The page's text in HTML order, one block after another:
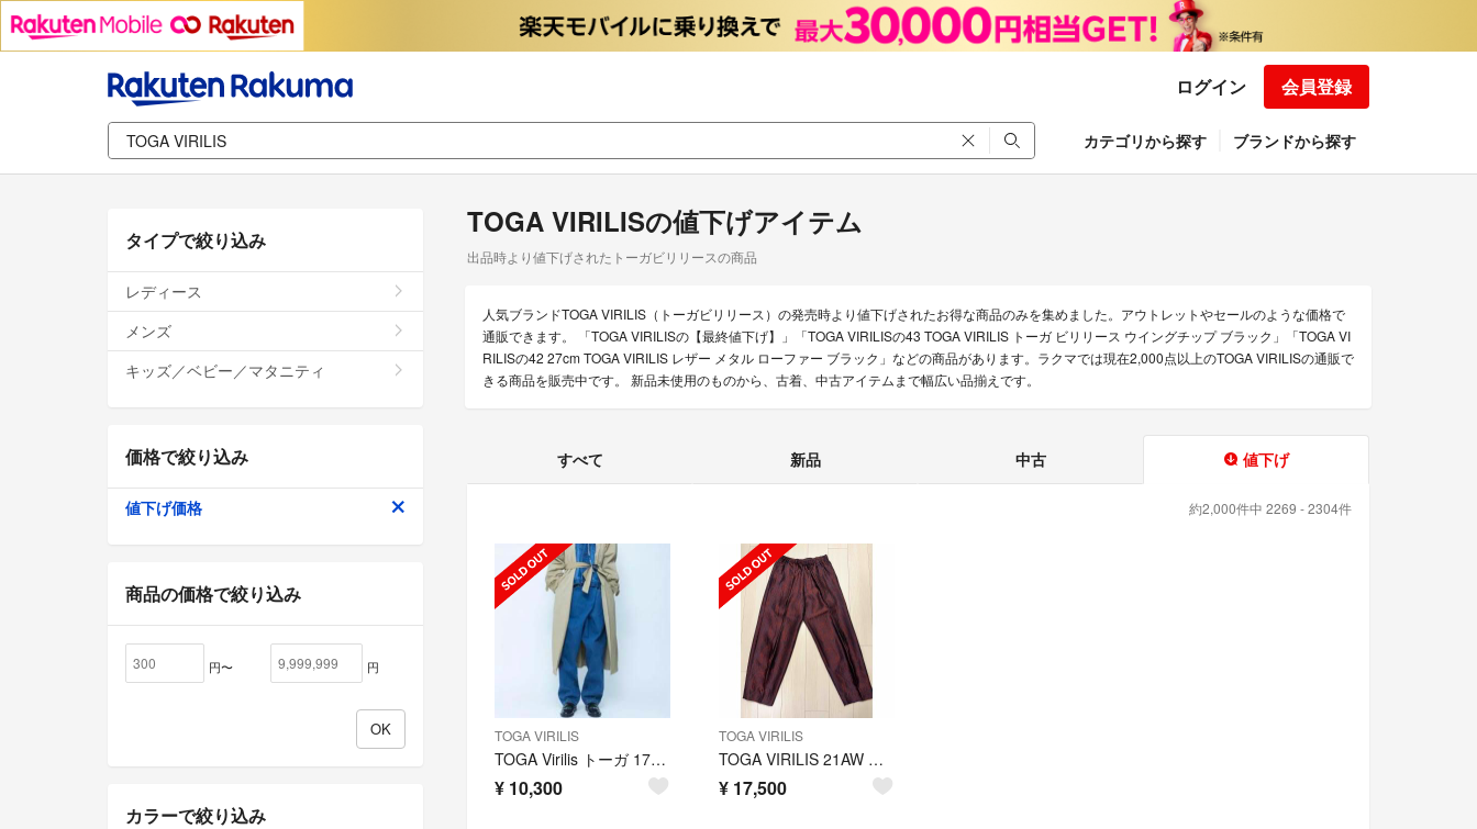
ログイン 会員登録
カテゴリから探す ブランドから探す
TOGA VIRILISの値下げアイテム
出品時より値下げされたトーガビリリースの商品
人気ブランドTOGA VIRILIS（トーガビリリース）の発売時より値下げされたお得な商品のみを集めました。アウトレットやセールのような価格で
通販できます。 「TOGA VIRILISの【最終値下げ】」「TOGA VIRILISの43 TOGA VIRILIS トーガ ビリリース ウイングチップ ブラック」「TOGA VI
RILISの42 27cm TOGA VIRILIS レザー メタル ローファー ブラック」などの商品があります。ラクマでは現在2,000点以上のTOGA VIRILISの通販で
きる商品を販売中です。 新品未使用のものから、古着、中古アイテムまで幅広い品揃えです。
すべて 新品 中古 値下げ
約2,000件中 2269 - 2304件
TOGA VIRILIS
TOGA Virilis トーガ 17AW Denim Wrap Pants
¥ 10,300
TOGA VIRILIS
TOGA VIRILIS 21AW ペイズリージャガードパンツ
¥ 17,500
タイプで絞り込み
レディース
メンズ
キッズ／ベビー／マタニティ
価格で絞り込み
値下げ価格
商品の価格で絞り込み
円〜 円
カラーで絞り込み